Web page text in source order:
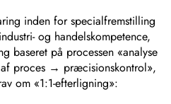
inden for specialfremstilling
og handelskompetence,
baseret på processen «analyse
proces → præcisionskontrol»,
om «1:1-efterligning»: